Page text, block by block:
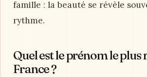
famille : la beauté se révèle
rythme.
Quel est le prénom le plus
France ?